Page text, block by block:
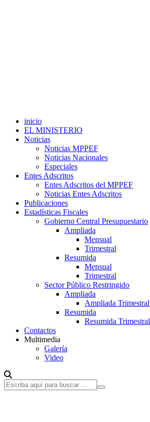
inicio
EL MINISTERIO
Noticias
Noticias MPPEF
Noticias Nacionales
Especiales
Entes Adscritos
Entes Adscritos del MPPEF
Noticias Entes Adscritos
Publicaciones
Estadísticas Fiscales
Gobierno Central Presupuestario
Ampliada
Mensual
Trimestral
Resumida
Mensual
Trimestral
Sector Público Restringido
Ampliada
Ampliada Trimestral
Resumida
Resumida Trimestral
Contactos
Multimedia
Galería
Video